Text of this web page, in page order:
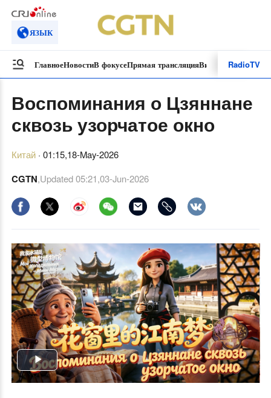
ЯЗЫК
ГлавноеНовостиВ фокусеПрямая трансляцияВидеоролики
RadioTV
Воспоминания о Цзяннане
сквозь узорчатое окно
Китай· 01:15,18-May-2026
CGTN,Updated05:21,03-Jun-2026
Play